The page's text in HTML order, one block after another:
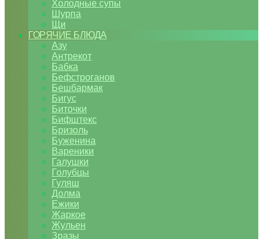
Холодные супы
Шурпа
Щи
ГОРЯЧИЕ БЛЮДА
Азу
Антрекот
Бабка
Бефстроганов
Бешбармак
Бигус
Биточки
Бифштекс
Бризоль
Буженина
Вареники
Галушки
Голубцы
Гуляш
Долма
Ежики
Жаркое
Жульен
Зразы